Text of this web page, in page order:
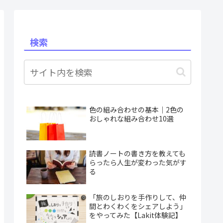
検索
色の組み合わせの基本｜2色の
おしゃれな組み合わせ10選
読書ノートの書き方を教えても
らったら人生が変わった気がす
る
「旅のしおりを手作りして、仲
間とわくわくをシェアしよう」
をやってみた【Lakit体験記】